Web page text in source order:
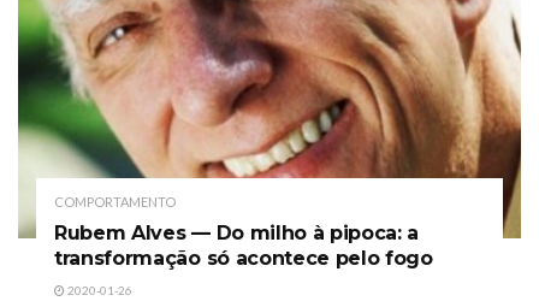
COMPORTAMENTO
Rubem Alves — Do milho à pipoca: a
transformação só acontece pelo fogo
2020-01-26